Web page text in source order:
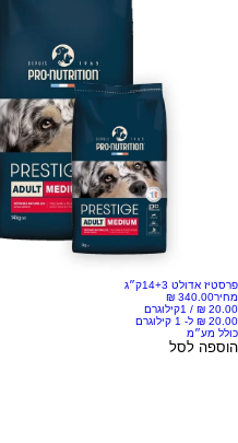
פרסטיז אדולט 14+3ק״ג
מחיר
/ 1קילוגרם
כולל מע״מ
הוספה לסל